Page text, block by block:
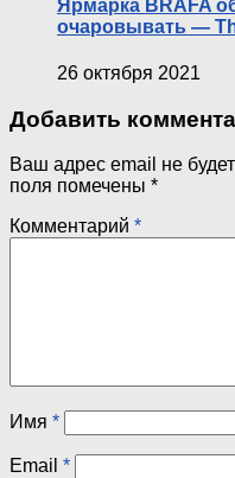
Ярмарка BRAFA
очаровывать —
26 октября 2021
Добавить
Ваш адрес email не
поля помечены *
Комментарий *
Имя *
Email *